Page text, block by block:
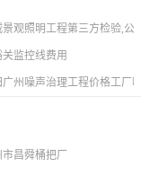
景观照明工程第三方检验,公
关监控线费用
噪声治理工程噪声治理
广州噪声治理工程价格工厂
昌舜桶把厂